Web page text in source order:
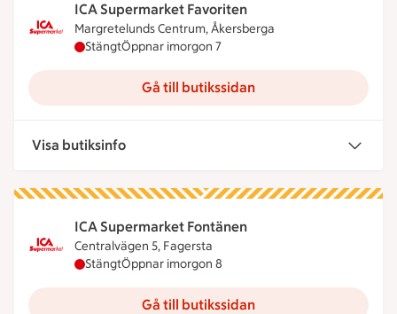
ICA Supermarket Favoriten
Margretelunds Centrum, Åkersberga
ICA Supermarket Favoriten har stängt idag,
StängtÖppnar imorgon 7
Gå till butikssidan
Visa butiksinfo
ICA Supermarket Fontänen
Centralvägen 5, Fagersta
ICA Supermarket Fontänen har stängt idag,
StängtÖppnar imorgon 8
Gå till butikssidan